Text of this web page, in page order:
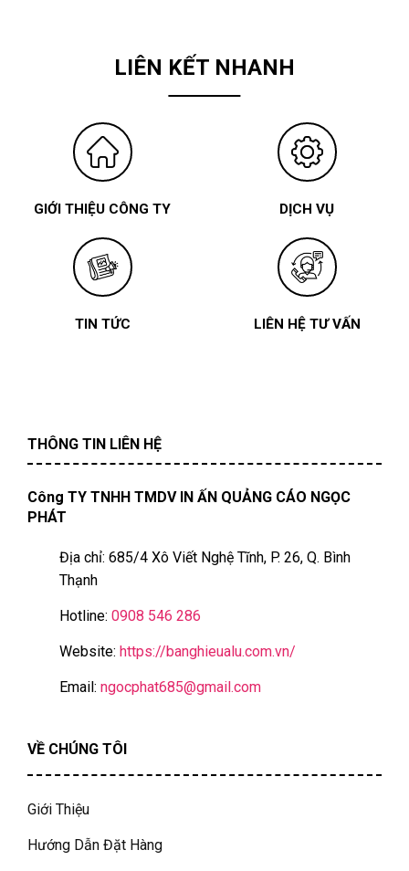
LIÊN KẾT NHANH
GIỚI THIỆU CÔNG TY DỊCH VỤ
TIN TỨC LIÊN HỆ TƯ VẤN
THÔNG TIN LIÊN HỆ
Công TY TNHH TMDV IN ẤN QUẢNG CÁO NGỌC
PHÁT
Địa chỉ: 685/4 Xô Viết Nghệ Tĩnh, P. 26, Q. Bình
Thạnh
Hotline: 0908 546 286
Website: https://banghieualu.com.vn/
Email: ngocphat685@gmail.com
VỀ CHÚNG TÔI
Giới Thiệu
Hướng Dẫn Đặt Hàng